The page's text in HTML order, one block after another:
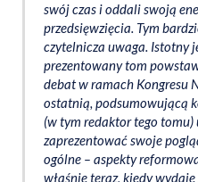
swój czas i oddali swoją
przedsięwzięcia. Tym
czytelnicza uwaga. Istotny
prezentowany tom
debat w ramach Kongresu
ostatnią, podsumowującą
(w tym redaktor tego tomu)
zaprezentować swoje
ogólne – aspekty
właśnie teraz, kiedy